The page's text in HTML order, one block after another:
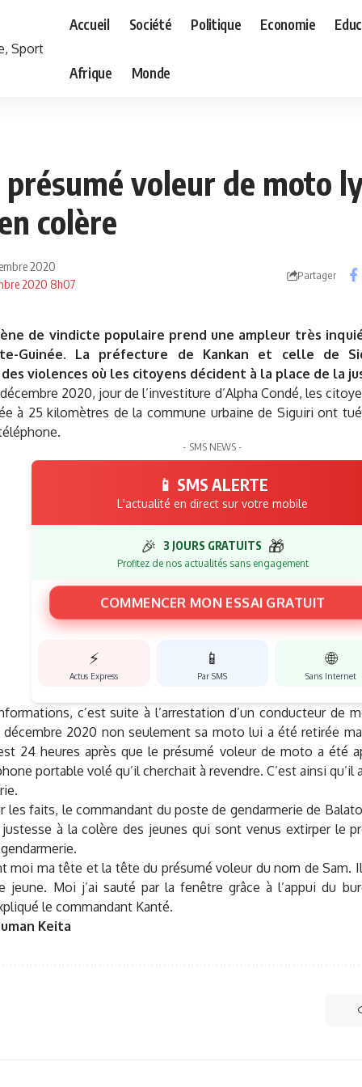
Accueil Société Politique Economie
Afrique Monde
voleur de moto
colère
2020 8h07
2020
Partager
de vindicte populaire prend une ampleur très
Guinée. La préfecture de Kankan et celle de
violences où les citoyens décident à la place de la
décembre 2020, jour de l’investiture d’Alpha Condé, les
à 25 kilomètres de la commune urbaine de Siguiri ont
- SMS NEWS -
📱 SMS ALERTE
L'actualité en direct sur votre mobile
🎉 3 JOURS GRATUITS 🎁
Profitez de nos actualités sans engagement
COMMENCER MON ESSAI GRATUIT
⚡
Actus Express
📱
Par SMS
🌐
Sans Internet
c’est suite à l’arrestation d’un conducteur de
décembre 2020 non seulement sa moto lui a été retirée
24 heures après que le présumé voleur de moto a été
portable volé qu’il cherchait à revendre. C’est ainsi
les faits, le commandant du poste de gendarmerie de
à la colère des jeunes qui sont venus extirper le
moi ma tête et la tête du présumé voleur du nom de Sam.
jeune. Moi j’ai sauté par la fenêtre grâce à l’appui du
le commandant Kanté.
Keita